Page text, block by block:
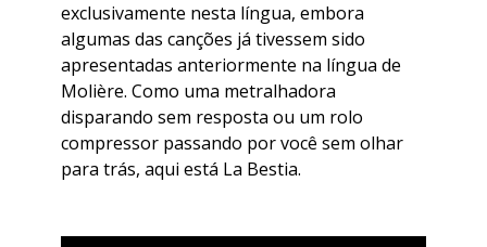
exclusivamente nesta língua, embora
algumas das canções já tivessem sido
apresentadas anteriormente na língua de
Molière. Como uma metralhadora
disparando sem resposta ou um rolo
compressor passando por você sem olhar
para trás, aqui está La Bestia.